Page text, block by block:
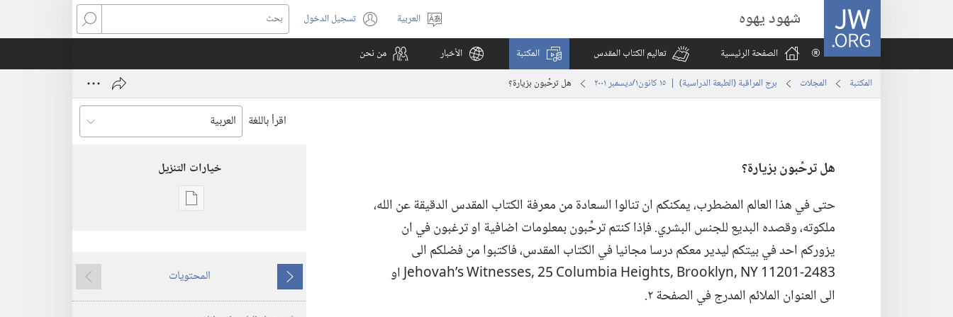
JW.ORG شهود يهوه
اختر
اللغة
العربية تسجيل الدخول
(يفتح
نافذة
بحث
الصفحة الرئيسية
تعاليم الكتاب المقدس المكتبة الأخبار من نحن
المكتبة المجلات برج المراقبة (‏الطبعة الدراسية)‏ | ‏‎١٥‏ ‏‎كانون١/ديسمبر‏ ‎٢٠٠١ هل ترحِّبون بزيارة؟‏
اقرأ باللغة
هل ترحِّبون بزيارة؟‏
حتى في هذا العالم المضطرب،‏ يمكنكم ان تنالوا السعادة من معرفة الكتاب المقدس الدقيقة عن الله،‏
ملكوته،‏ وقصده البديع للجنس البشري.‏ فإذا كنتم ترحِّبون بمعلومات اضافية او ترغبون في ان
يزوركم احد في بيتكم ليدير معكم درسا مجانيا في الكتاب المقدس،‏ فاكتبوا من فضلكم الى
‏3‏8‏4‏2‏-‏1‏0‏2‏1‏1‏ ‏Y‏N‏ ‎,‏n‏y‏l‏k‏o‏o‏r‏B‏ ‎,‏s‏t‏h‏g‏i‏e‏H‏ ‏a‏i‏b‏m‏u‏l‏o‏C‏ ‏5‏2‏ ‎,‏s‏e‏s‏s‏e‏n‏t‏i‏W‏ ‏s‏’‏h‏a‏v‏o‏h‏e‏J‏ او
الى العنوان الملائم المدرج في الصفحة ٢.‏
خيارات التنزيل
خيارات
المراقبة
(‏الطبعة
ما
يسبق
المحتويات
ما
يلي